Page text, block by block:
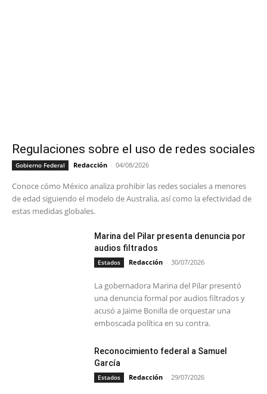
Regulaciones sobre el uso de redes sociales
Gobierno Federal Redacción - 04/08/2026
Conoce cómo México analiza prohibir las redes sociales a menores
de edad siguiendo el modelo de Australia, así como la efectividad de
estas medidas globales.
Marina del Pilar presenta denuncia por
audios filtrados
Estados Redacción - 30/07/2026
La gobernadora Marina del Pilar presentó
una denuncia formal por audios filtrados y
acusó a Jaime Bonilla de orquestar una
emboscada política en su contra.
Reconocimiento federal a Samuel
García
Estados Redacción - 29/07/2026